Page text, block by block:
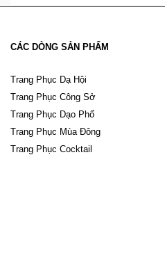
CÁC DÒNG SẢN PHẨM
Trang Phục Dạ Hội
Trang Phục Công Sở
Trang Phục Dạo Phố
Trang Phục Mùa Đông
Trang Phục Cocktail